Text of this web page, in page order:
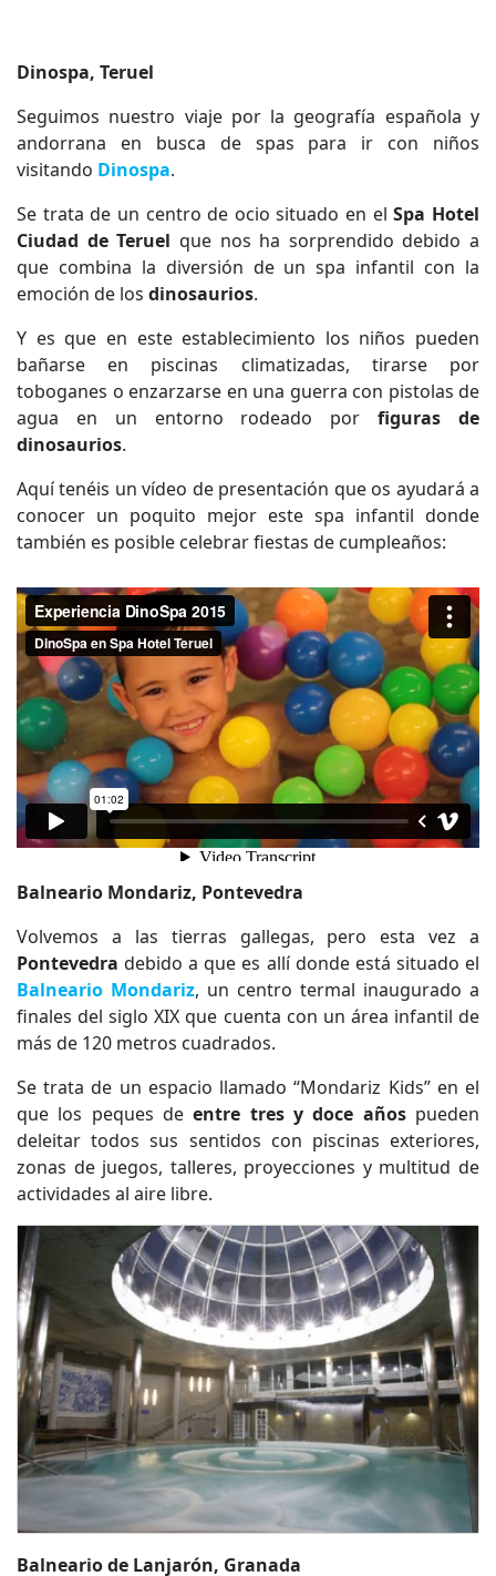
Dinospa, Teruel
Seguimos nuestro viaje por la geografía española y
andorrana en busca de spas para ir con niños
visitando Dinospa.
Se trata de un centro de ocio situado en elSpa Hotel
Ciudad de Teruel que nos ha sorprendido debido a
que combina la diversión de un spa infantil con la
emoción de los dinosaurios.
Y es que en este establecimiento los niños pueden
bañarse en piscinas climatizadas, tirarse por
toboganes o enzarzarse en una guerra con pistolas de
agua en un entorno rodeado porfiguras de
dinosaurios.
Aquí tenéis un vídeo de presentación que os ayudará a
conocer un poquito mejor este spa infantil donde
también es posible celebrar fiestas de cumpleaños:
Balneario Mondariz, Pontevedra
Volvemos a las tierras gallegas, pero esta vez a
Pontevedra debido a que es allí donde está situado el
Balneario Mondariz, un centro termal inaugurado a
finales del siglo XIX que cuenta con un área infantil de
más de 120 metros cuadrados.
Se trata de un espacio llamado “Mondariz Kids” en el
que los peques deentre tres y doce añospueden
deleitar todos sus sentidos con piscinas exteriores,
zonas de juegos, talleres, proyecciones y multitud de
actividades al aire libre.
Balneario de Lanjarón, Granada